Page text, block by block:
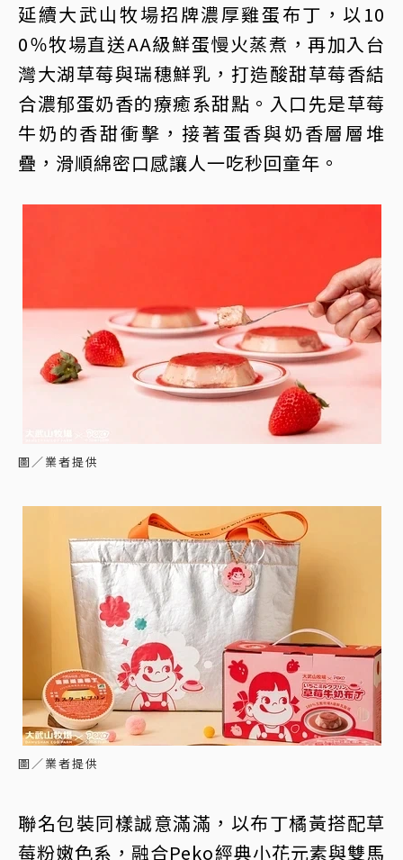
延續大武山牧場招牌濃厚雞蛋布丁，以10
0％牧場直送AA級鮮蛋慢火蒸煮，再加入台
灣大湖草莓與瑞穗鮮乳，打造酸甜草莓香結
合濃郁蛋奶香的療癒系甜點。入口先是草莓
牛奶的香甜衝擊，接著蛋香與奶香層層堆
疊，滑順綿密口感讓人一吃秒回童年。
圖／業者提供
圖／業者提供
聯名包裝同樣誠意滿滿，以布丁橘黃搭配草
莓粉嫩色系，融合Peko經典小花元素與雙馬